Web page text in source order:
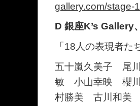
gallery.com/stage-
D 銀座K’s
「18人の表現者た
五十嵐久美子 尾
敏 小山幸映 櫻
村勝美 古川和美